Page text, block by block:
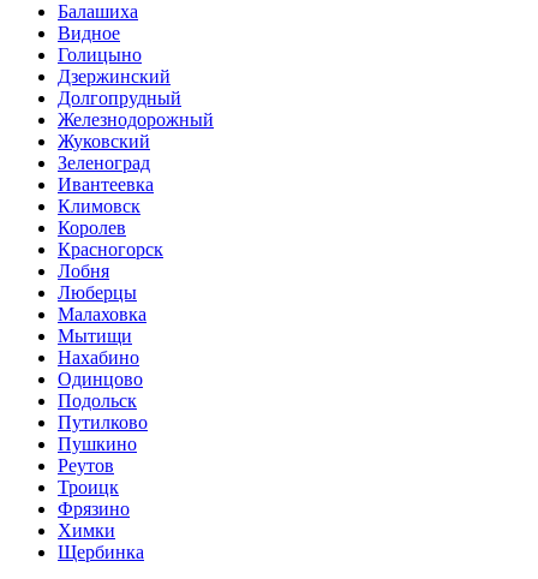
Балашиха
Видное
Голицыно
Дзержинский
Долгопрудный
Железнодорожный
Жуковский
Зеленоград
Ивантеевка
Климовск
Королев
Красногорск
Лобня
Люберцы
Малаховка
Мытищи
Нахабино
Одинцово
Подольск
Путилково
Пушкино
Реутов
Троицк
Фрязино
Химки
Щербинка